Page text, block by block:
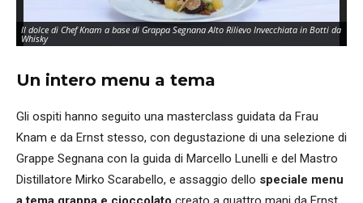
Il dolce di Chef Knam a base di Grappa Segnana Alto Rilievo Invecchiata in Botti da
Whisky
Un intero menu a tema
Gli ospiti hanno seguito una masterclass guidata da Frau
Knam e da Ernst stesso, con degustazione di una selezione di
Grappe Segnana con la guida di Marcello Lunelli e del Mastro
Distillatore Mirko Scarabello, e assaggio dello speciale menu